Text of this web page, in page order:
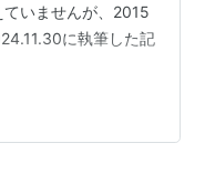
いませんが、2015
に執筆した記